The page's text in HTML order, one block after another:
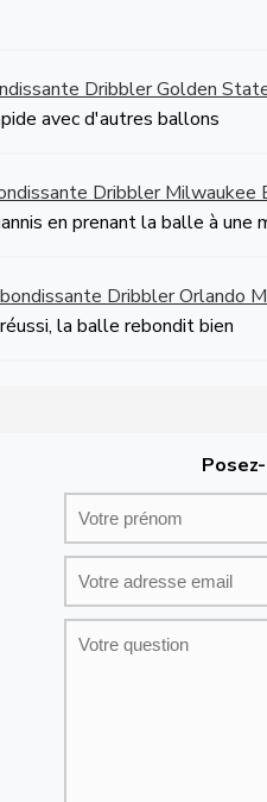
Dribbler Golden
avec d'autres ballons
Dribbler Milwaukee
en prenant la balle à une
Dribbler Orlando
la balle rebondit bien